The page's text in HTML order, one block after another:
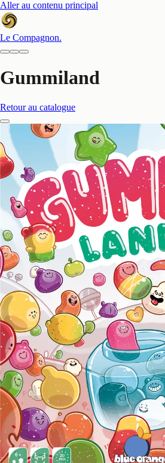
Aller au contenu principal
Le Compagnon.
Gummiland
Retour au catalogue